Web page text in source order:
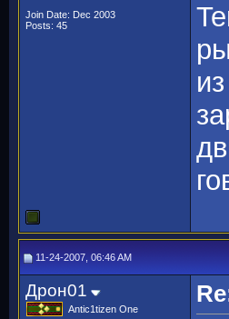
Join Date: Dec 2003
Posts: 45
11-24-2007, 06:46 AM
Дрон01
Antic1tizen One